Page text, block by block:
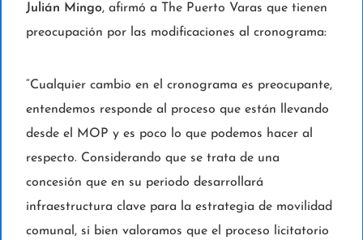
Julián Mingo, afirmó a The Puerto Varas que tienen
preocupación por las modificaciones al cronograma:
“Cualquier cambio en el cronograma es preocupante,
entendemos responde al proceso que están llevando
desde el MOP y es poco lo que podemos hacer al
respecto. Considerando que se trata de una
concesión que en su periodo desarrollará
infraestructura clave para la estrategia de movilidad
comunal, si bien valoramos que el proceso licitatorio